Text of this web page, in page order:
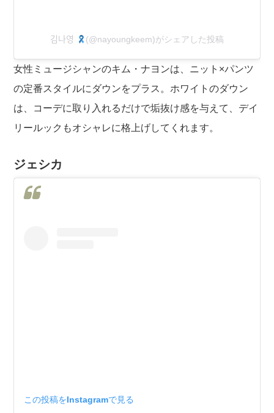
김나영 (@nayoungkeem)がシェアした投稿
女性ミュージシャンのキム・ナヨンは、ニット×パンツ
の定番スタイルにダウンをプラス。ホワイトのダウン
は、コーデに取り入れるだけで垢抜け感を与えて、デイ
リールックもオシャレに格上げしてくれます。
ジェシカ
この投稿をInstagramで見る